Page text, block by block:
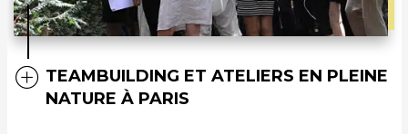
TEAMBUILDING ET ATELIERS EN PLEINE
NATURE À PARIS